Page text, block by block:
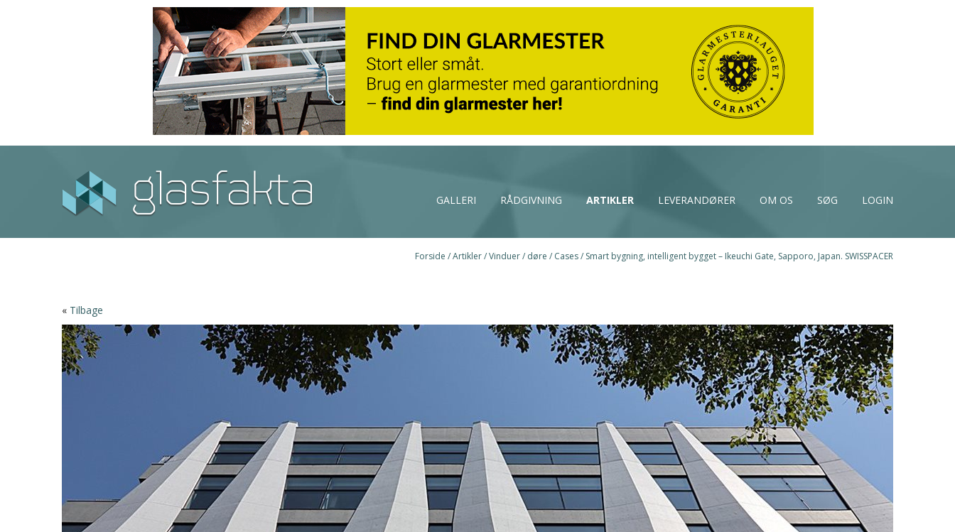
GALLERI RÅDGIVNING ARTIKLER LEVERANDØRER OM OS SØG LOGIN
Forside /Artikler/Vinduer / døre / Cases/ Smart bygning, intelligent bygget – Ikeuchi Gate, Sapporo, Japan. SWISSPACER
« Tilbage